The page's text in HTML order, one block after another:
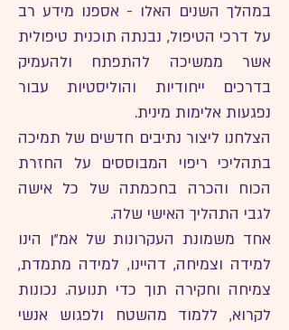
במהלך השנים האלו - אספנו מידע רב
על דרכי הטיפול, נבנתה תוכנית טיפולית
אשר ממשיכה להתפתח ולהעמיק
בדרכים ייחודיות והוליסטיות עבור
נפגעות אלימות מינית.
הצלחנו ליצור נתיבים חדשים של תמיכה
בתהליכי ריפוי המבוססים על החזרת
הכוח והכרה בחכמתה של כל אישה
לגבי התהליך האישי שלה.
אחד משמונת העקרונות של אמ"ן הינו
למידה וצמיחה, דהיינו, למידה מתמדת,
צמיחה וחקירה תוך כדי תנועה. נכונות
לקרוא, ללמוד מהשטח ולפגוש אנשי